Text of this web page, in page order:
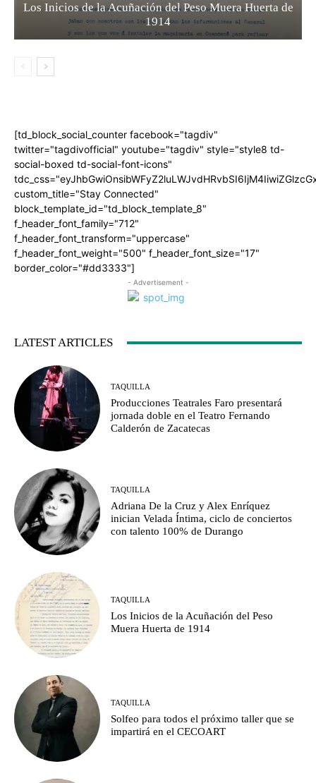
Los Inicios de la Acuñación del Peso Muera Huerta de
1914
[td_block_social_counter facebook="tagdiv"
twitter="tagdivofficial" youtube="tagdiv" style="style8 td-
social-boxed td-social-font-icons"
custom_title="Stay Connected"
block_template_id="td_block_template_8"
f_header_font_family="712"
f_header_font_transform="uppercase"
f_header_font_weight="500" f_header_font_size="17"
border_color="#dd3333"]
- Advertisement -
LATEST ARTICLES
TAQUILLA
Producciones Teatrales Faro presentará
jornada doble en el Teatro Fernando
Calderón de Zacatecas
TAQUILLA
Adriana De la Cruz y Alex Enríquez
inician Velada Íntima, ciclo de conciertos
con talento 100% de Durango
TAQUILLA
Los Inicios de la Acuñación del Peso
Muera Huerta de 1914
TAQUILLA
Solfeo para todos el próximo taller que se
impartirá en el CECOART